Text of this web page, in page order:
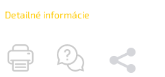
Detailné informácie